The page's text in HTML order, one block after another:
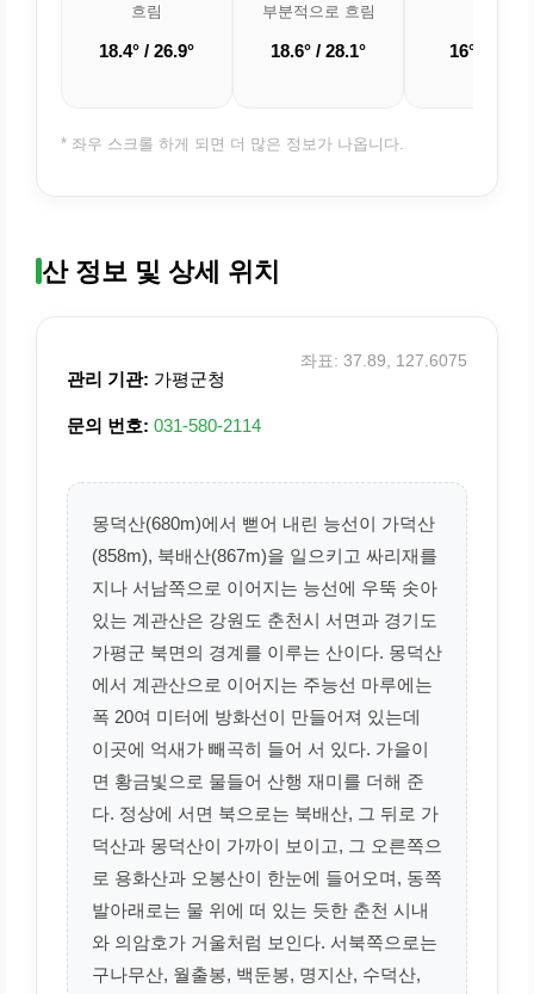
흐림
18.4° / 26.9°
부분적으로 흐림
18.6° / 28.1° 16° / 26.5°
* 좌우 스크롤 하게 되면 더 많은 정보가 나옵니다.
산 정보 및 상세 위치
관리 기관: 가평군청
문의 번호: 031-580-2114
좌표: 37.89, 127.6075
몽덕산(680m)에서 뻗어 내린 능선이 가덕산
(858m), 북배산(867m)을 일으키고 싸리재를
지나 서남쪽으로 이어지는 능선에 우뚝 솟아
있는 계관산은 강원도 춘천시 서면과 경기도
가평군 북면의 경계를 이루는 산이다. 몽덕산
에서 계관산으로 이어지는 주능선 마루에는
폭 20여 미터에 방화선이 만들어져 있는데
이곳에 억새가 빼곡히 들어 서 있다. 가을이
면 황금빛으로 물들어 산행 재미를 더해 준
다. 정상에 서면 북으로는 북배산, 그 뒤로 가
덕산과 몽덕산이 가까이 보이고, 그 오른쪽으
로 용화산과 오봉산이 한눈에 들어오며, 동쪽
발아래로는 물 위에 떠 있는 듯한 춘천 시내
와 의암호가 거울처럼 보인다. 서북쪽으로는
구나무산, 월출봉, 백둔봉, 명지산, 수덕산,